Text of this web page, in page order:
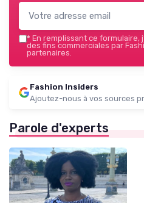
* En remplissant ce formulaire,
des fins commerciales par
partenaires.
Fashion Insiders
Ajoutez-nous à vos sources
Parole d'experts